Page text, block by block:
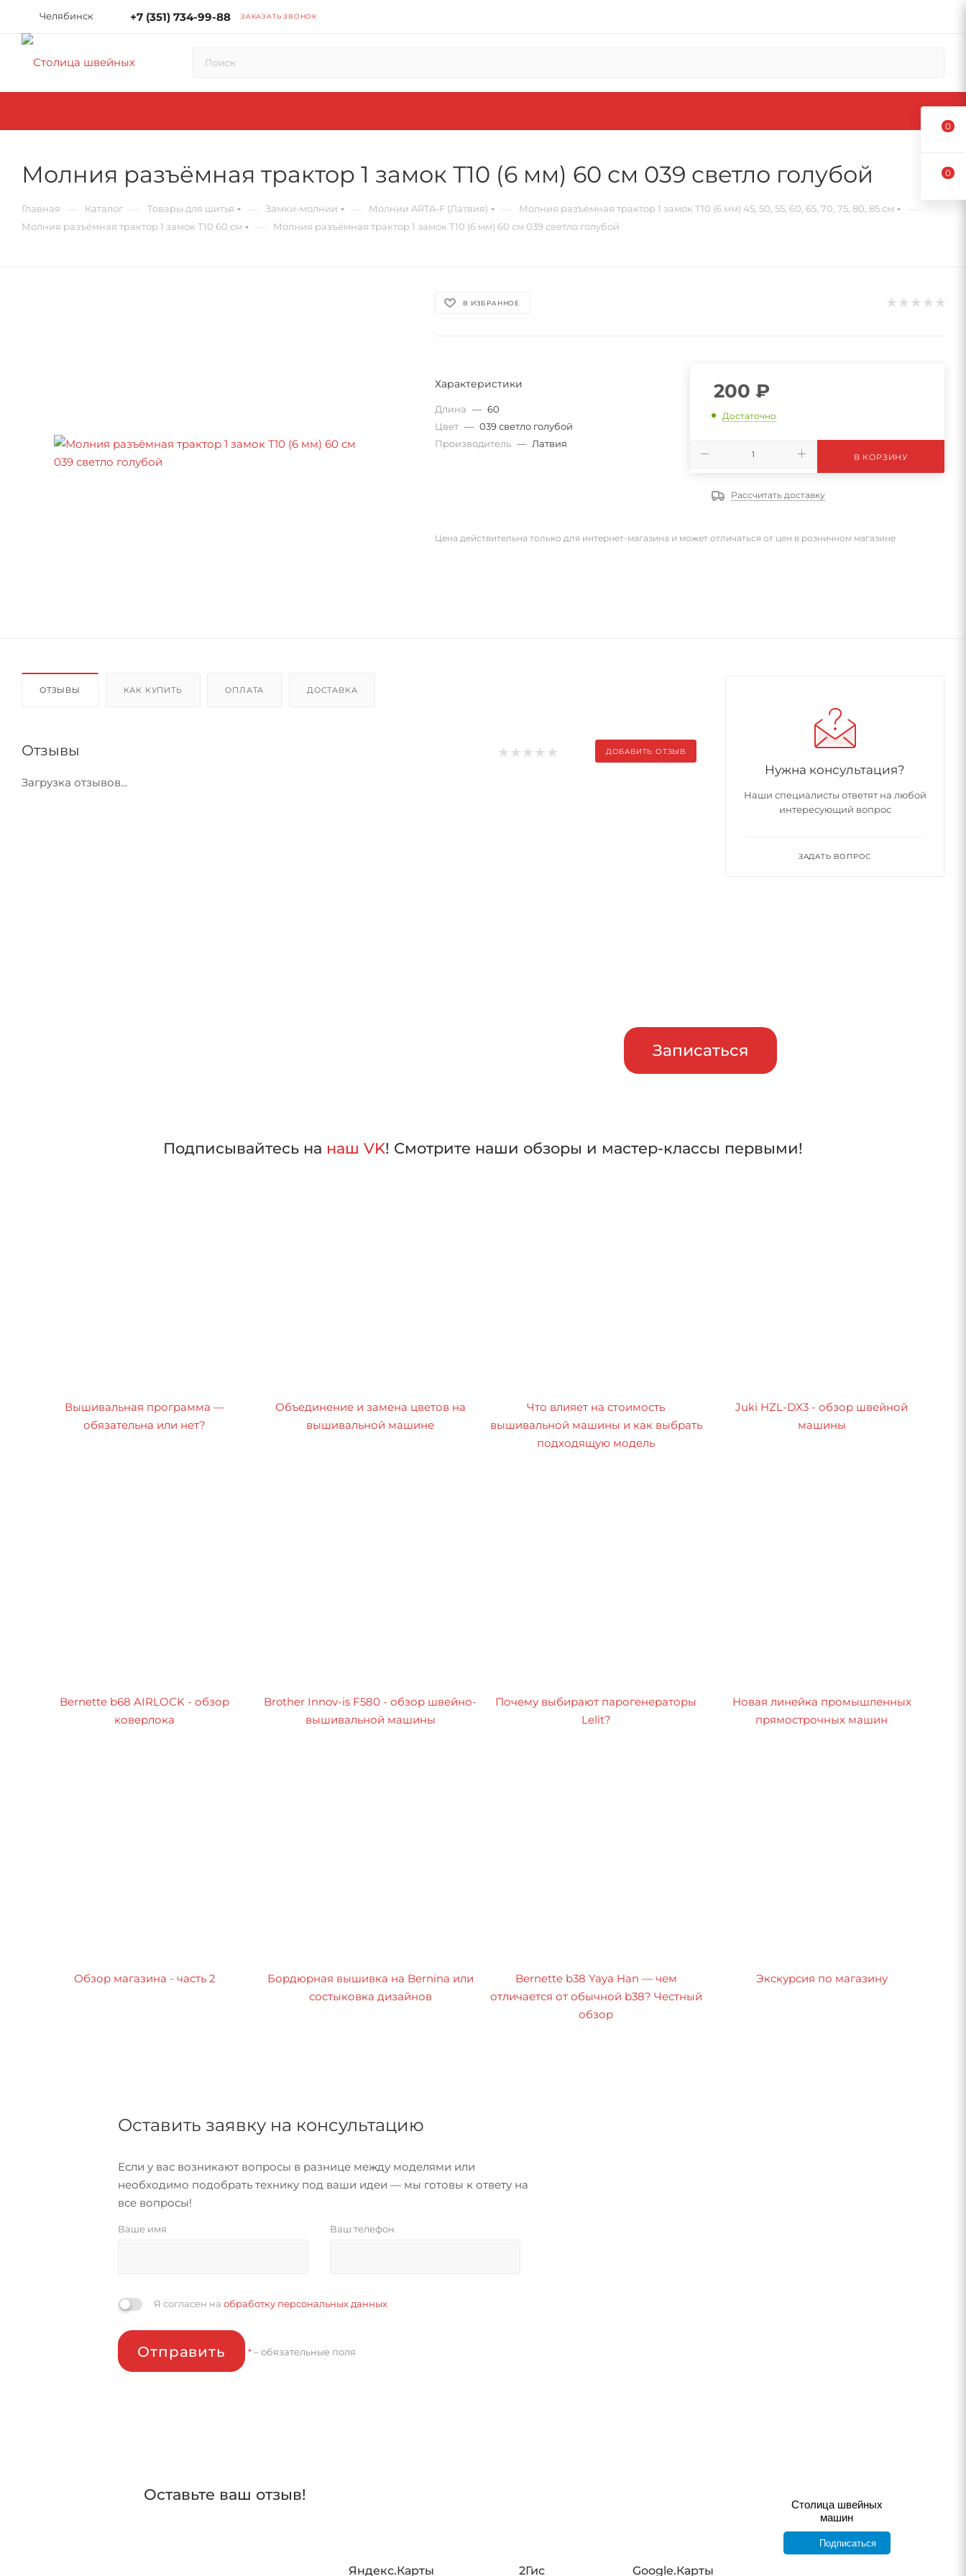
Челябинск +7 (351) 734-99-88 ЗАКАЗАТЬ ЗВОНОК
Молния разъёмная трактор 1 замок Т10 (6 мм) 60 см 039 светло голубой
Главная Каталог Товары для шитья Замки-молнии Молнии ARTA-F (Латвия) Молния разъёмная трактор 1 замок Т10 (6 мм) 45, 50, 55, 60, 65, 70, 75, 80, 85 см
Молния разъёмная трактор 1 замок Т10 60 см Молния разъёмная трактор 1 замок Т10 (6 мм) 60 см 039 светло голубой
В ИЗБРАННОЕ
Характеристики
Длина — 60
Цвет — 039 светло голубой
Производитель — Латвия
200 ₽
Достаточно
В КОРЗИНУ
Рассчитать доставку
Цена действительна только для интернет-магазина и может отличаться от цен в розничном магазине
ОТЗЫВЫ КАК КУПИТЬ ОПЛАТА ДОСТАВКА
Отзывы ДОБАВИТЬ ОТЗЫВ
Загрузка отзывов...
Нужна консультация?
Наши специалисты ответят на любой
интересующий вопрос
ЗАДАТЬ ВОПРОС
Записаться
Подписывайтесь на наш VK! Смотрите наши обзоры и мастер-классы первыми!
Вышивальная программа —
обязательна или нет?
Объединение и замена цветов на
вышивальной машине
Что влияет на стоимость
вышивальной машины и как выбрать
подходящую модель
Juki HZL-DX3 - обзор швейной
машины
Bernette b68 AIRLOCK - обзор
коверлока
Brother Innov-is F580 - обзор швейно-
вышивальной машины
Почему выбирают парогенераторы
Lelit?
Новая линейка промышленных
прямострочных машин
Обзор магазина - часть 2
Бордюрная вышивка на Bernina или
состыковка дизайнов
Bernette b38 Yaya Han — чем
отличается от обычной b38? Честный
обзор
Экскурсия по магазину
Оставить заявку на консультацию
Если у вас возникают вопросы в разнице между моделями или
необходимо подобрать технику под ваши идеи — мы готовы к ответу на
все вопросы!
Ваше имя Ваш телефон
Я согласен наобработку персональных данных
Отправить *– обязательные поля
Оставьте ваш отзыв!
Яндекс.Карты 2Гис Google.Карты
Столица швейных
машин
Подписаться
0
0